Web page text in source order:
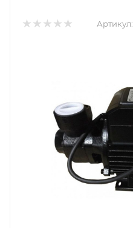
Артикул: